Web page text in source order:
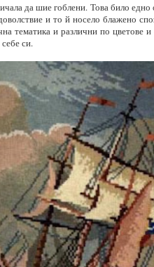
да шие гоблени. Това било
и то й носело блажено
тематика и различни по цветове
себе си.